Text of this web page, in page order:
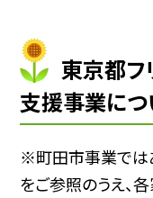
東京都フ
支援事業につ
※町田市事業では
をご参照のうえ、